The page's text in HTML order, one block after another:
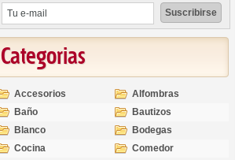
Categorias
Accesorios
Alfombras
Baño
Bautizos
Blanco
Bodegas
Cocina
Comedor